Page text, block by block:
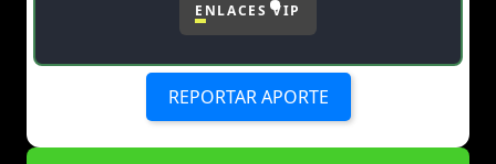
ENLACES VIP
REPORTAR APORTE